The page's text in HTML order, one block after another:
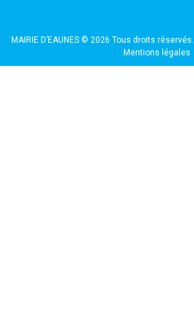
MAIRIE D’EAUNES © 2026 Tous droits réservés.
Mentions légales